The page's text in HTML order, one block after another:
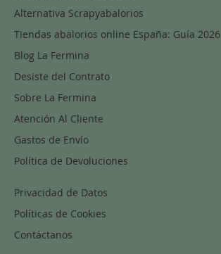
Alternativa Scrapyabalorios
Tiendas abalorios online España: Guía 2026
Blog La Fermina
Desiste del Contrato
Sobre La Fermina
Atención Al Cliente
Gastos de Envío
Política de Devoluciones
Privacidad de Datos
Políticas de Cookies
Contáctanos